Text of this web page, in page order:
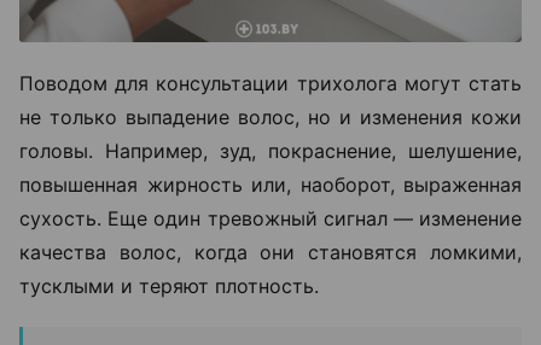
Поводом для консультации трихолога могут стать
не только выпадение волос, но и изменения кожи
головы. Например, зуд, покраснение, шелушение,
повышенная жирность или, наоборот, выраженная
сухость. Еще один тревожный сигнал — изменение
качества волос, когда они становятся ломкими,
тусклыми и теряют плотность.